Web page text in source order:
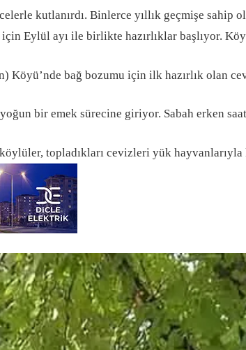
kutlanırdı. Binlerce yıllık geçmişe sahip
Eylül ayı ile birlikte hazırlıklar başlıyor.
Köyü’nde bağ bozumu için ilk hazırlık olan
bir emek sürecine giriyor. Sabah erken
topladıkları cevizleri yük hayvanlarıyla